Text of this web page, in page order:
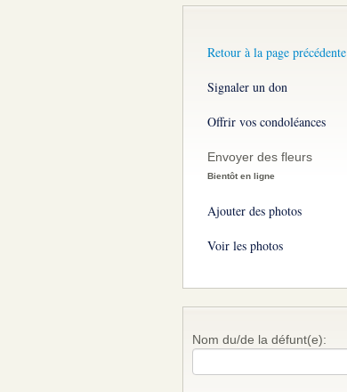
Retour à la page précédente
Signaler un don
Offrir vos condoléances
Envoyer des fleurs
Bientôt en ligne
Ajouter des photos
Voir les photos
Nom du/de la défunt(e):